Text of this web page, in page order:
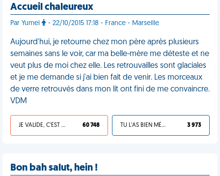
Accueil chaleureux
Par Yumei - 22/10/2015 17:18 - France - Marseille
Aujourd'hui, je retourne chez mon père après plusieurs
semaines sans le voir, car ma belle-mère me déteste et ne
veut plus de moi chez elle. Les retrouvailles sont glaciales
et je me demande si j'ai bien fait de venir. Les morceaux
de verre retrouvés dans mon lit ont fini de me convaincre.
VDM
JE VALIDE, C'EST UNE VDM 60 748 TU L'AS BIEN MÉRITÉ 3 973
Bon bah salut, hein !